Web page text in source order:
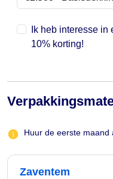
Ik heb interesse
10% korting!
Huur de eerste maand
Zaventem